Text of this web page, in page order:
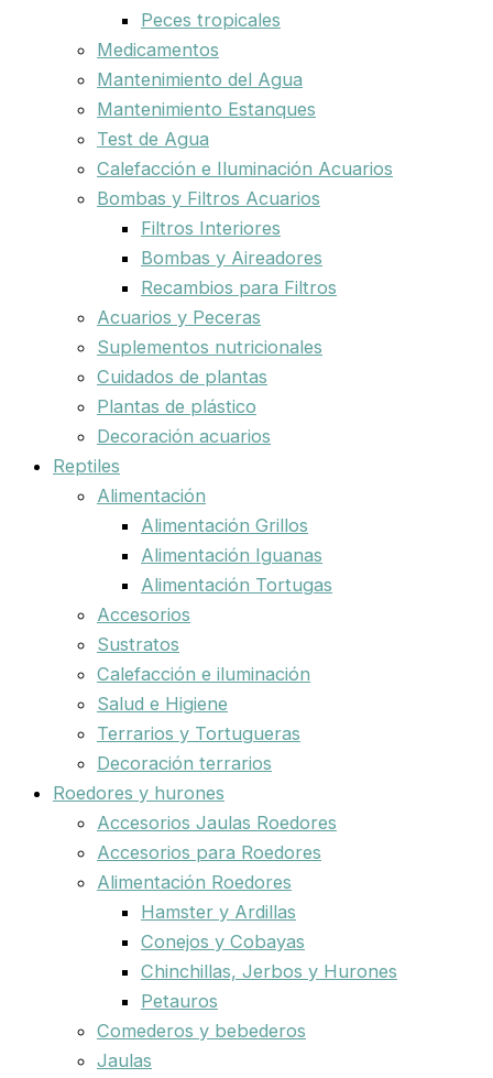
Peces tropicales
Medicamentos
Mantenimiento del Agua
Mantenimiento Estanques
Test de Agua
Calefacción e Iluminación Acuarios
Bombas y Filtros Acuarios
Filtros Interiores
Bombas y Aireadores
Recambios para Filtros
Acuarios y Peceras
Suplementos nutricionales
Cuidados de plantas
Plantas de plástico
Decoración acuarios
Reptiles
Alimentación
Alimentación Grillos
Alimentación Iguanas
Alimentación Tortugas
Accesorios
Sustratos
Calefacción e iluminación
Salud e Higiene
Terrarios y Tortugueras
Decoración terrarios
Roedores y hurones
Accesorios Jaulas Roedores
Accesorios para Roedores
Alimentación Roedores
Hamster y Ardillas
Conejos y Cobayas
Chinchillas, Jerbos y Hurones
Petauros
Comederos y bebederos
Jaulas